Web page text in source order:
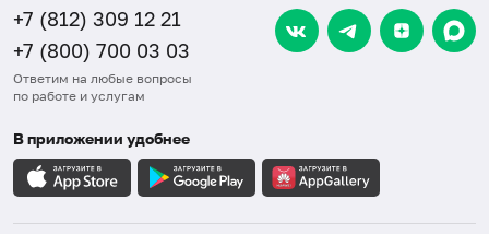
+7 (812) 309 12 21
+7 (800) 700 03 03
Ответим на любые вопросы
по работе и услугам
В приложении удобнее